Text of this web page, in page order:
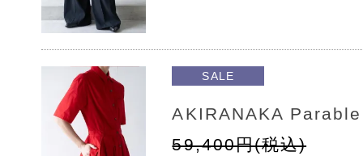
SALE
AKIRANAKA
59,400円(税込)